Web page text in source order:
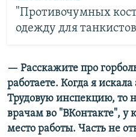
"Противочумных
одежду для
— Расскажите про
работаете. Когда я
Трудовую инспекцию, то
врачам во "ВКонтакте", у
место работы. Часть не